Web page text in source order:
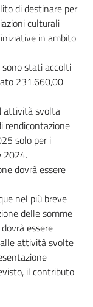
di destinare per
culturali
in ambito
stati accolti
231.660,00
attività svolta
rendicontazione
solo per i
2024.
dovrà essere
nel più breve
delle somme
essere
attività svolte
il contributo